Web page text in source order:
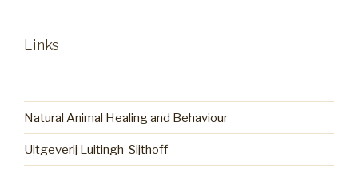
Links
Natural Animal Healing and Behaviour
Uitgeverij Luitingh-Sijthoff